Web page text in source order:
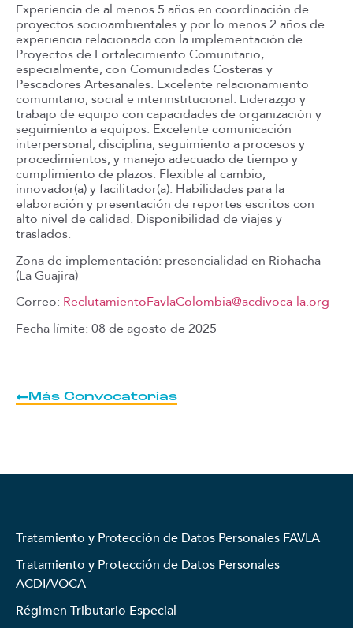
Experiencia de al menos 5 años en coordinación de
proyectos socioambientales y por lo menos 2 años de
experiencia relacionada con la implementación de
Proyectos de Fortalecimiento Comunitario,
especialmente, con Comunidades Costeras y
Pescadores Artesanales. Excelente relacionamiento
comunitario, social e interinstitucional. Liderazgo y
trabajo de equipo con capacidades de organización y
seguimiento a equipos. Excelente comunicación
interpersonal, disciplina, seguimiento a procesos y
procedimientos, y manejo adecuado de tiempo y
cumplimiento de plazos. Flexible al cambio,
innovador(a) y facilitador(a). Habilidades para la
elaboración y presentación de reportes escritos con
alto nivel de calidad. Disponibilidad de viajes y
traslados.
Zona de implementación: presencialidad en Riohacha
(La Guajira)
Correo: ReclutamientoFavlaColombia@acdivoca-la.org
Fecha límite: 08 de agosto de 2025
Más Convocatorias
Tratamiento y Protección de Datos Personales FAVLA
Tratamiento y Protección de Datos Personales
ACDI/VOCA
Régimen Tributario Especial